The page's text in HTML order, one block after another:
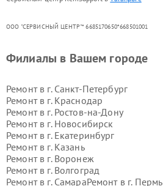
ООО "СЕРВИСНЫЙ ЦЕНТР"* 6685170650*668501001
Филиалы в Вашем городе
Ремонт в г. Санкт-Петербург
Ремонт в г. Краснодар
Ремонт в г. Ростов-на-Дону
Ремонт в г. Новосибирск
Ремонт в г. Екатеринбург
Ремонт в г. Казань
Ремонт в г. Воронеж
Ремонт в г. Волгоград
Ремонт в г. СамараРемонт в г. Пермь